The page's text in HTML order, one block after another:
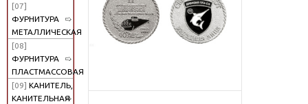
[07]
ФУРНИТУРА
МЕТАЛЛИЧЕСКАЯ
[08]
ФУРНИТУРА
ПЛАСТМАССОВАЯ
[09] КАНИТЕЛЬ,
КАНИТЕЛЬНАЯ